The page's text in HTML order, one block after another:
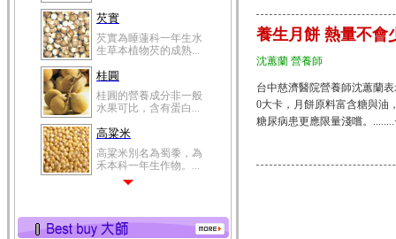
芡實
芡實為睡蓮科一年生水
生草本植物芡的成熟...
桂圓
桂圓的營養成分非一般
水果可比，含有蛋白...
高粱米
高粱米別名為蜀黍，為
禾本科一年生作物。...
有蛋白質、脂肪、磷...
養生月餅 熱量不會
沈蕙蘭 營養師
台中慈濟醫院營養師沈蕙蘭
0大卡，月餅原料富含糖與油
糖尿病患更應限量淺嚐。